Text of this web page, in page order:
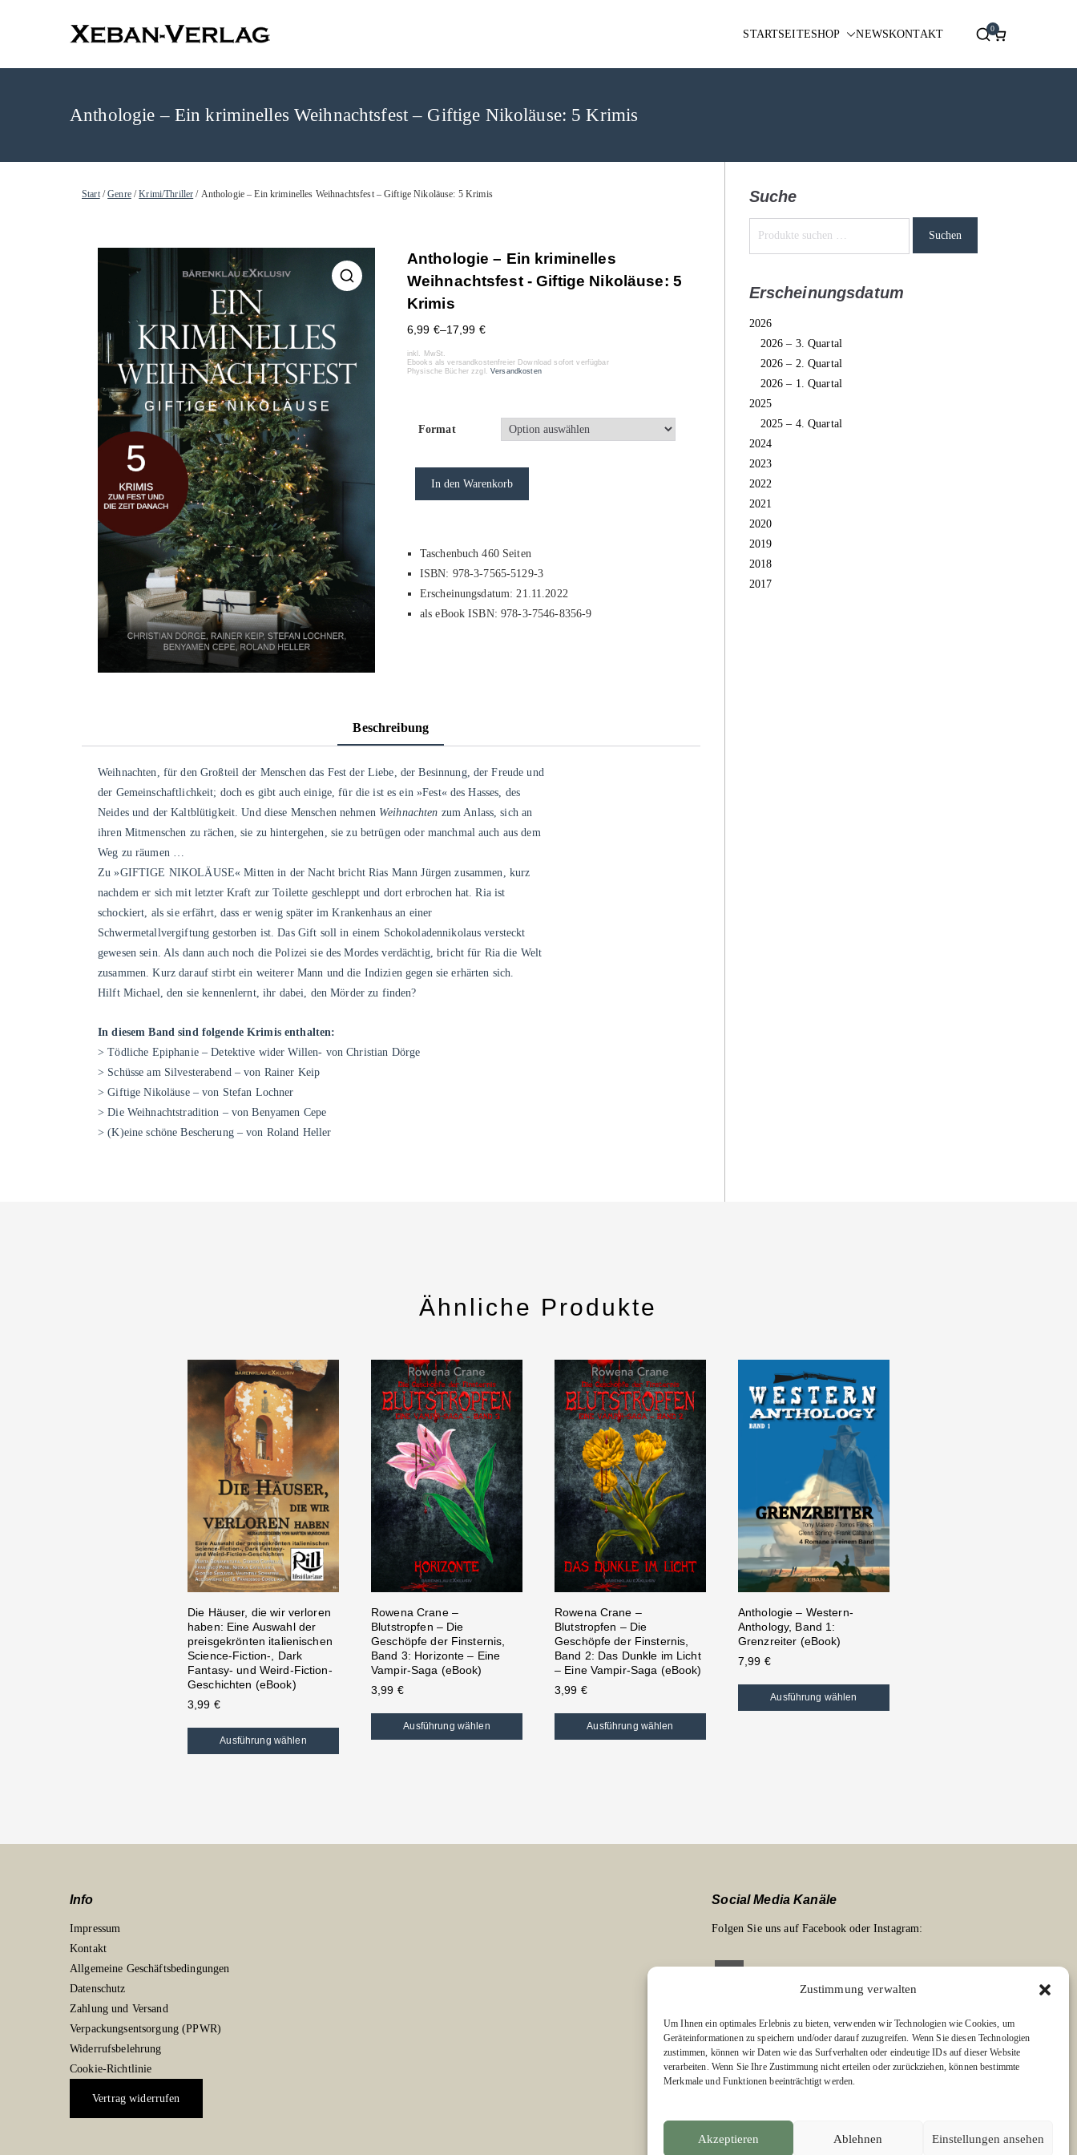
Zustimmung verwalten
Um Ihnen ein optimales Erlebnis zu bieten, verwenden wir Technologien wie Cookies, um
Geräteinformationen zu speichern und/oder darauf zuzugreifen. Wenn Sie diesen Technologien
zustimmen, können wir Daten wie das Surfverhalten oder eindeutige IDs auf dieser Website
verarbeiten. Wenn Sie Ihre Zustimmung nicht erteilen oder zurückziehen, können bestimmte
Merkmale und Funktionen beeinträchtigt werden.
Akzeptieren Ablehnen Einstellungen ansehen
STARTSEITESHOP NEWSKONTAKT 0
Anthologie – Ein kriminelles Weihnachtsfest – Giftige Nikoläuse: 5 Krimis
Start/Genre/Krimi/Thriller / Anthologie – Ein kriminelles Weihnachtsfest – Giftige Nikoläuse: 5 Krimis
Anthologie – Ein kriminelles
Weihnachtsfest - Giftige Nikoläuse: 5
Krimis
6,99 €–17,99 €
inkl. MwSt.
Ebooks als versandkostenfreier Download sofort verfügbar
Physische Bücher zzgl.Versandkosten
Format
In den Warenkorb
Taschenbuch 460 Seiten
ISBN: 978-3-7565-5129-3
Erscheinungsdatum: 21.11.2022
als eBook ISBN: 978-3-7546-8356-9
Beschreibung
Weihnachten, für den Großteil der Menschen das Fest der Liebe, der Besinnung, der Freude und
der Gemeinschaftlichkeit; doch es gibt auch einige, für die ist es ein »Fest« des Hasses, des
Neides und der Kaltblütigkeit. Und diese Menschen nehmen Weihnachten zum Anlass, sich an
ihren Mitmenschen zu rächen, sie zu hintergehen, sie zu betrügen oder manchmal auch aus dem
Weg zu räumen …
Zu »GIFTIGE NIKOLÄUSE« Mitten in der Nacht bricht Rias Mann Jürgen zusammen, kurz
nachdem er sich mit letzter Kraft zur Toilette geschleppt und dort erbrochen hat. Ria ist
schockiert, als sie erfährt, dass er wenig später im Krankenhaus an einer
Schwermetallvergiftung gestorben ist. Das Gift soll in einem Schokoladennikolaus versteckt
gewesen sein. Als dann auch noch die Polizei sie des Mordes verdächtig, bricht für Ria die Welt
zusammen. Kurz darauf stirbt ein weiterer Mann und die Indizien gegen sie erhärten sich.
Hilft Michael, den sie kennenlernt, ihr dabei, den Mörder zu finden?
In diesem Band sind folgende Krimis enthalten:
> Tödliche Epiphanie – Detektive wider Willen- von Christian Dörge
> Schüsse am Silvesterabend – von Rainer Keip
> Giftige Nikoläuse – von Stefan Lochner
> Die Weihnachtstradition – von Benyamen Cepe
> (K)eine schöne Bescherung – von Roland Heller
Suche
Suchen
Erscheinungsdatum
2026
2026 – 3. Quartal
2026 – 2. Quartal
2026 – 1. Quartal
2025
2025 – 4. Quartal
2024
2023
2022
2021
2020
2019
2018
2017
Ähnliche Produkte
Die Häuser, die wir verloren
haben: Eine Auswahl der
preisgekrönten italienischen
Science-Fiction-, Dark
Fantasy- und Weird-Fiction-
Geschichten (eBook)
3,99 €
Ausführung wählen
Rowena Crane –
Blutstropfen – Die
Geschöpfe der Finsternis,
Band 3: Horizonte – Eine
Vampir-Saga (eBook)
3,99 €
Ausführung wählen
Rowena Crane –
Blutstropfen – Die
Geschöpfe der Finsternis,
Band 2: Das Dunkle im Licht
– Eine Vampir-Saga (eBook)
3,99 €
Ausführung wählen
Anthologie – Western-
Anthology, Band 1:
Grenzreiter (eBook)
7,99 €
Ausführung wählen
Info
Impressum
Kontakt
Allgemeine Geschäftsbedingungen
Datenschutz
Zahlung und Versand
Verpackungsentsorgung (PPWR)
Widerrufsbelehrung
Cookie-Richtlinie
Vertrag widerrufen
Social Media Kanäle
Folgen Sie uns auf Facebook oder Instagram:
Links zu unseren Partnerverlagen
Edition Bärenklau
BÄRENKLAU EXKLUSIV